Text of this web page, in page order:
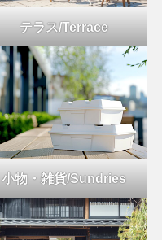
テラス/Terrace
小物・雑貨/Sundries